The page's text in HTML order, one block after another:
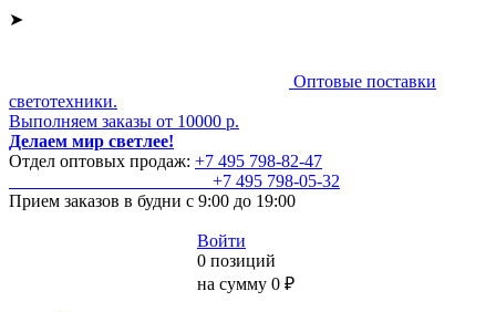
➤
Оптовые поставки
светотехники.
Выполняем заказы от 10000 р.
Делаем мир светлее!
Отдел оптовых продаж: +7 495 798-82-47
+7 495 798-05-32
Прием заказов в будни с 9:00 до 19:00
Войти
0 позиций
на сумму 0 ₽